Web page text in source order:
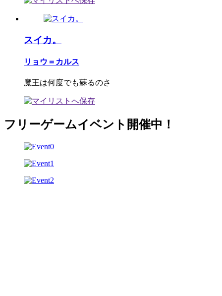
スイカ。
リョウ＝カルス
魔王は何度でも蘇るのさ
フリーゲームイベント開催中！